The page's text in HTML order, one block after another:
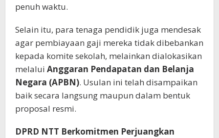
penuh waktu.
Selain itu, para tenaga pendidik juga mendesak
agar pembiayaan gaji mereka tidak dibebankan
kepada komite sekolah, melainkan dialokasikan
melalui Anggaran Pendapatan dan Belanja
Negara (APBN). Usulan ini telah disampaikan
baik secara langsung maupun dalam bentuk
proposal resmi.
DPRD NTT Berkomitmen Perjuangkan